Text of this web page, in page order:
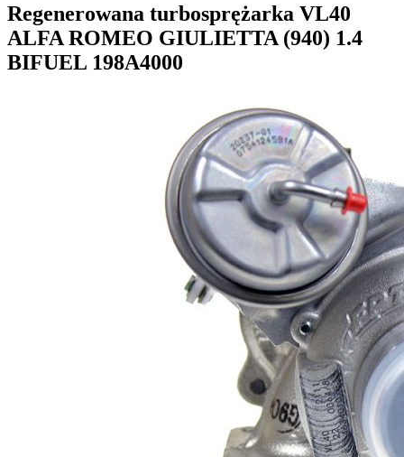
Regenerowana turbosprężarka VL40
ALFA ROMEO GIULIETTA (940) 1.4
BIFUEL 198A4000